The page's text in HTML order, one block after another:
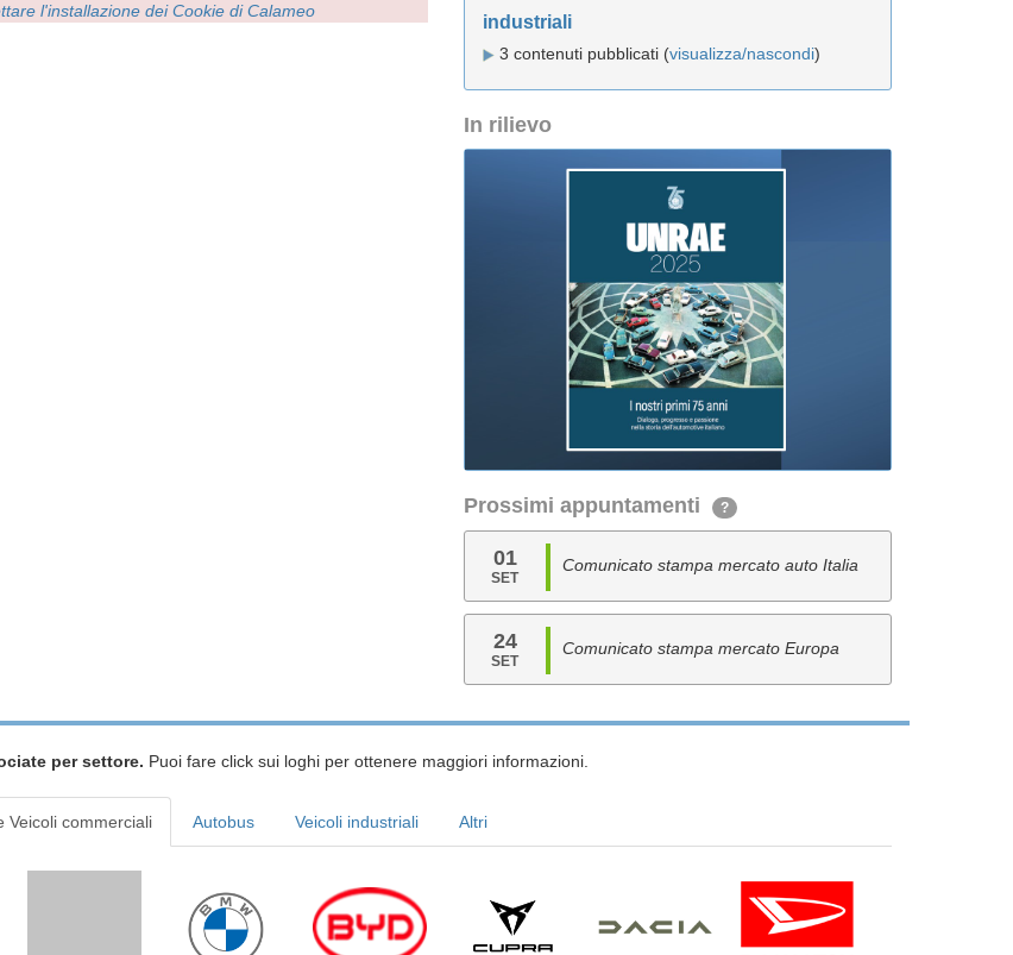
l'installazione dei Cookie di Calameo
industriali
3 contenuti pubblicati (visualizza/nascondi)
In rilievo
Prossimi appuntamenti ?
01
SET
Comunicato stampa mercato auto Italia
24
SET
Comunicato stampa mercato Europa
per settore. Puoi fare click sui loghi per ottenere maggiori informazioni.
Veicoli commerciali Autobus Veicoli industriali Altri